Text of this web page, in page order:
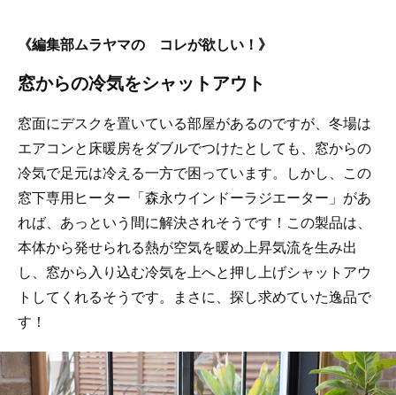
《編集部ムラヤマの コレが欲しい！》
窓からの冷気をシャットアウト
窓面にデスクを置いている部屋があるのですが、冬場は
エアコンと床暖房をダブルでつけたとしても、窓からの
冷気で足元は冷える一方で困っています。しかし、この
窓下専用ヒーター「森永ウインドーラジエーター」があ
れば、あっという間に解決されそうです！この製品は、
本体から発せられる熱が空気を暖め上昇気流を生み出
し、窓から入り込む冷気を上へと押し上げシャットアウ
トしてくれるそうです。まさに、探し求めていた逸品で
す！